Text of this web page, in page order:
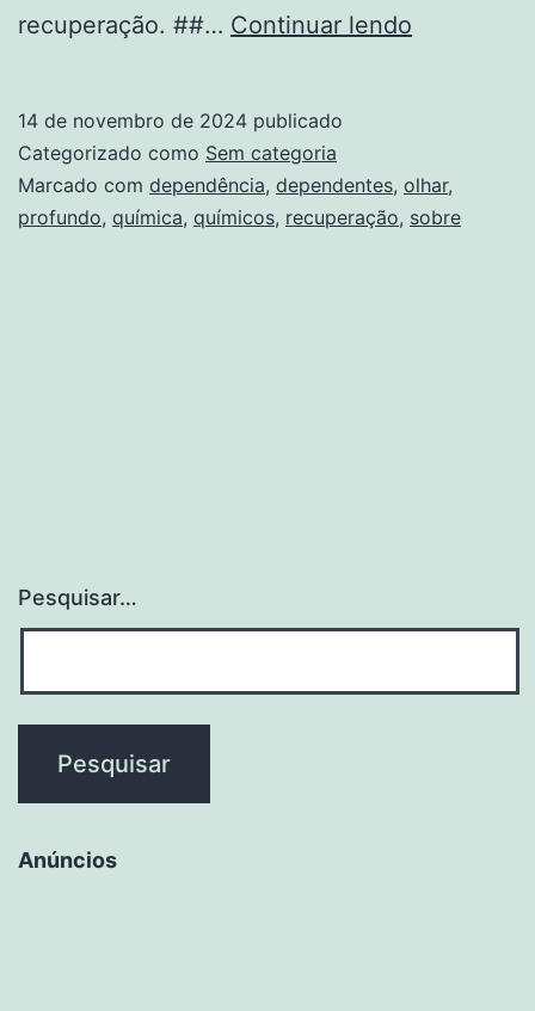
recuperação. ##… Continuar lendo
Um
Olhar
14 de novembro de 2024 publicado
Categorizado como Sem categoria
Marcado com dependência, dependentes, olhar,
profundo, química, químicos, recuperação, sobre
Pesquisar…
Anúncios